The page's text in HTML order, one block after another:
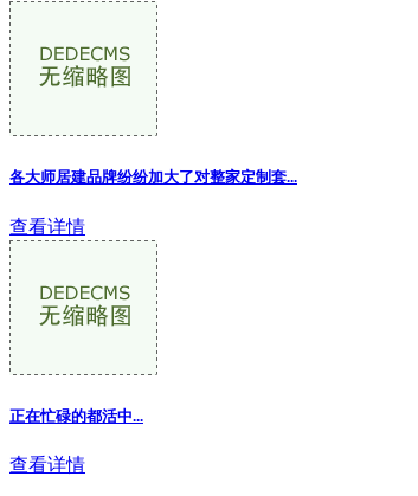
各大师居建品牌纷纷加大了对整家定制套...
查看详情
正在忙碌的都活中...
查看详情